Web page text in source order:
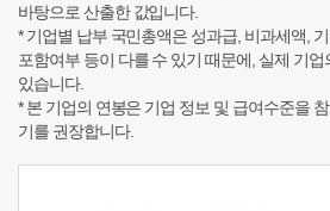
바탕으로 산출한 값입니다.
* 기업별 납부 국민총액은 성과급, 비과세액,
포함여부 등이 다를 수 있기 때문에, 실제 기
있습니다.
* 본 기업의 연봉은 기업 정보 및 급여수준을
기를 권장합니다.